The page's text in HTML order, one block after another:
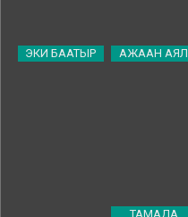
ЭКИ БААТЫР АЖААН АЯЛ
ТАМАДА